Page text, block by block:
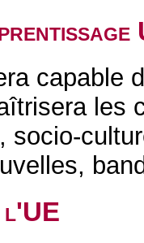
capable
les
socio-
l'UE